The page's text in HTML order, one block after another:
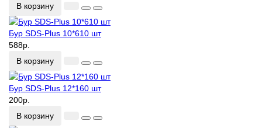
В корзину
Бур SDS-Plus 10*610 шт
588р.
В корзину
Бур SDS-Plus 12*160 шт
200р.
В корзину